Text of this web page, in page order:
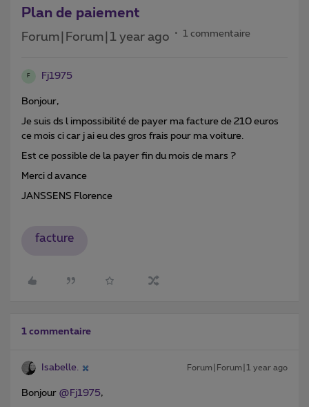
Plan de paiement
Forum|Forum|1 year ago 1 commentaire
F Fj1975
Bonjour,
Je suis ds l impossibilité de payer ma facture de 210 euros
ce mois ci car j ai eu des gros frais pour ma voiture.
Est ce possible de la payer fin du mois de mars ?
Merci d avance
JANSSENS Florence
facture
1 commentaire
Isabelle. Forum|Forum|1 year ago
Bonjour ​ @Fj1975,